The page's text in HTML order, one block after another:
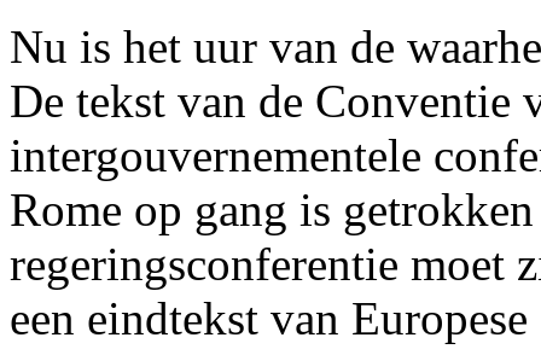
Nu is het uur van de
De tekst van de Conventie
intergouvernementele
Rome op gang is
regeringsconferentie moet
een eindtekst van